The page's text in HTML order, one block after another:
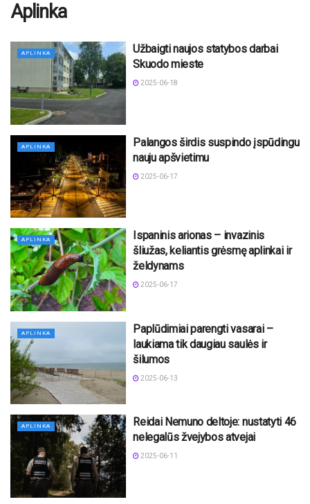
Aplinka
APLINKA
Užbaigti naujos statybos darbai
Skuodo mieste
2025-06-18
APLINKA
Palangos širdis suspindo įspūdingu
nauju apšvietimu
2025-06-17
APLINKA
Ispaninis arionas – invazinis
šliužas, keliantis grėsmę aplinkai ir
želdynams
2025-06-17
APLINKA
Paplūdimiai parengti vasarai –
laukiama tik daugiau saulės ir
šilumos
2025-06-13
APLINKA
Reidai Nemuno deltoje: nustatyti 46
nelegalūs žvejybos atvejai
2025-06-11